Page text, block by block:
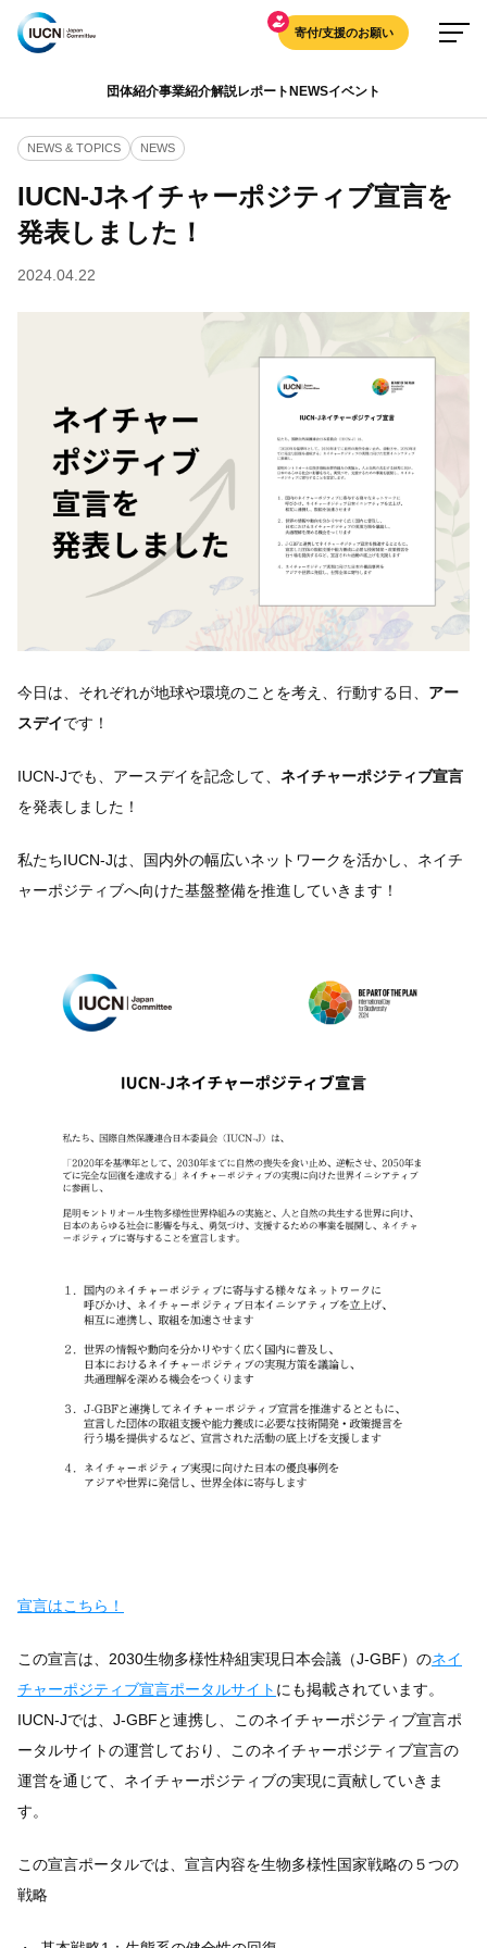
寄付/支援のお願い
団体紹介事業紹介解説レポート NEWSイベント
NEWS & TOPICS NEWS
IUCN-Jネイチャーポジティブ宣言を
発表しました！
2024.04.22
今日は、それぞれが地球や環境のことを考え、行動する日、 アー
スデイです！
IUCN-Jでも、アースデイを記念して、 ネイチャーポジティブ宣言
を発表しました！
私たちIUCN-Jは、国内外の幅広いネットワークを活かし、ネイチ
ャーポジティブへ向けた基盤整備を推進していきます！
宣言はこちら！
この宣言は、2030生物多様性枠組実現日本会議（J-GBF）のネイ
チャーポジティブ宣言ポータルサイト にも掲載されています。
IUCN-Jでは、J-GBFと連携し、このネイチャーポジティブ宣言ポ
ータルサイトの運営しており、このネイチャーポジティブ宣言の
運営を通じて、ネイチャーポジティブの実現に貢献していきま
す。
この宣言ポータルでは、宣言内容を生物多様性国家戦略の５つの
戦略